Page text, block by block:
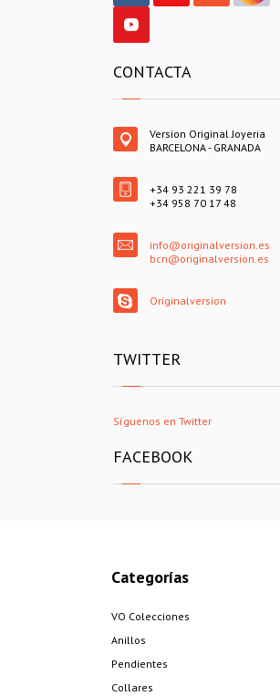
CONTACTA
Version Original Joyeria
BARCELONA - GRANADA
+34 93 221 39 78
+34 958 70 17 48
info@originalversion.es
bcn@originalversion.es
Originalversion
TWITTER
Síguenos en Twitter
FACEBOOK
Categorías
VO Colecciones
Anillos
Pendientes
Collares